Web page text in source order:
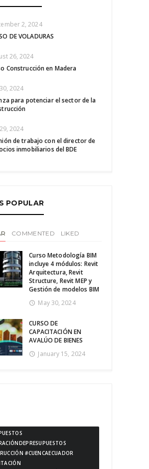
2, 2024
DE VOLADURAS
26, 2024
Construcción en Madera
2024
para potenciar el sector de la
2024
de trabajo con el director de
inmobiliarios del BDE
POPULAR
COMMENTED LIKED
Curso Metodología BIM
incluye 4 módulos: Revit
Arquitectura, Revit
Structure, Revit MEP y
Gestión de modelos BIM
May 30, 2024
CURSO DE
CAPACITACIÓN EN
AVALÚO DE BIENES
January 15, 2024
#CUENCAECUADOR